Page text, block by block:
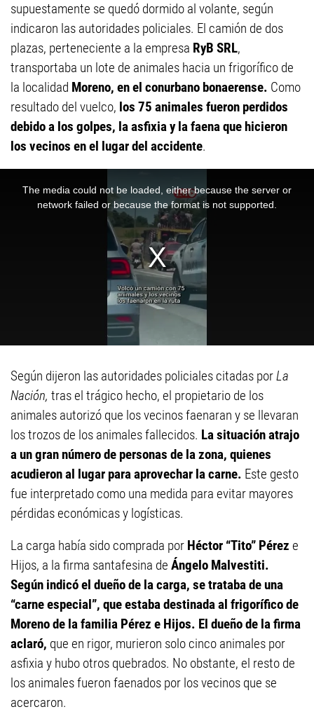
supuestamente se quedó dormido al volante, según
indicaron las autoridades policiales. El camión de dos
plazas, perteneciente a la empresa RyB SRL,
transportaba un lote de animales hacia un frigorífico de
la localidad Moreno, en el conurbano bonaerense. Como
resultado del vuelco, los 75 animales fueron perdidos
debido a los golpes, la asfixia y la faena que hicieron
los vecinos en el lugar del accidente.
Según dijeron las autoridades policiales citadas porLa
Nación, tras el trágico hecho, el propietario de los
animales autorizó que los vecinos faenaran y se llevaran
los trozos de los animales fallecidos. La situación atrajo
a un gran número de personas de la zona, quienes
acudieron al lugar para aprovechar la carne. Este gesto
fue interpretado como una medida para evitar mayores
pérdidas económicas y logísticas.
La carga había sido comprada por Héctor “Tito” Pérez e
Hijos, a la firma santafesina de Ángelo Malvestiti.
Según indicó el dueño de la carga, se trataba de una
“carne especial”, que estaba destinada al frigorífico de
Moreno de la familia Pérez e Hijos. El dueño de la firma
aclaró, que en rigor, murieron solo cinco animales por
asfixia y hubo otros quebrados. No obstante, el resto de
los animales fueron faenados por los vecinos que se
acercaron.